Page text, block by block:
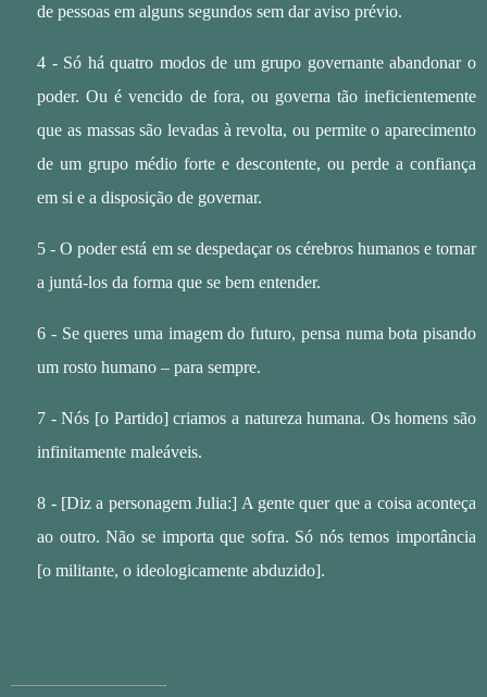
de pessoas em alguns segundos sem dar aviso prévio.
4 - Só há quatro modos de um grupo governante abandonar o
poder. Ou é vencido de fora, ou governa tão ineficientemente
que as massas são levadas à revolta, ou permite o aparecimento
de um grupo médio forte e descontente, ou perde a confiança
em si e a disposição de governar.
5 - O poder está em se despedaçar os cérebros humanos e tornar
a juntá-los da forma que se bem entender.
6 - Se queres uma imagem do futuro, pensa numa bota pisando
um rosto humano – para sempre.
7 - Nós [o Partido] criamos a natureza humana. Os homens são
infinitamente maleáveis.
8 - [Diz a personagem Julia:] A gente quer que a coisa aconteça
ao outro. Não se importa que sofra. Só nós temos importância
[o militante, o ideologicamente abduzido].